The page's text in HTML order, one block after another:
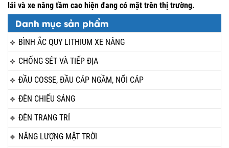
Danh mục sản phẩm
BÌNH ẮC QUY LITHIUM XE NÂNG
CHỐNG SÉT VÀ TIẾP ĐỊA
ĐẦU COSSE, ĐẦU CÁP NGẦM, NỐI CÁP
ĐÈN CHIẾU SÁNG
ĐÈN TRANG TRÍ
NĂNG LƯỢNG MẶT TRỜI
lái và xe nâng tầm cao hiện đang có mặt trên thị trường.